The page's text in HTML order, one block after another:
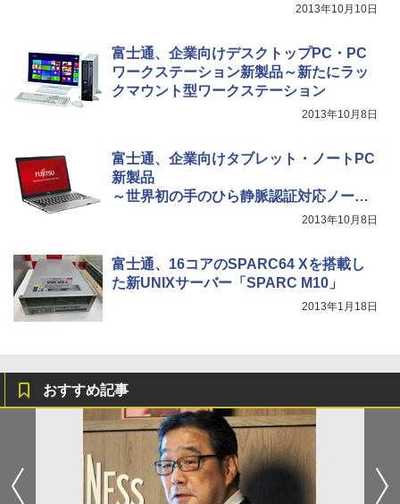
2013年10月10日
富士通、企業向けデスクトップPC・PC
ワークステーション新製品～新たにラッ
クマウント型ワークステーション
2013年10月8日
富士通、企業向けタブレット・ノートPC
新製品
～世界初の手のひら静脈認証対応ノート
2013年10月8日
富士通、16コアのSPARC64 Xを搭載し
た新UNIXサーバー「SPARC M10」
2013年1月18日
おすすめ記事